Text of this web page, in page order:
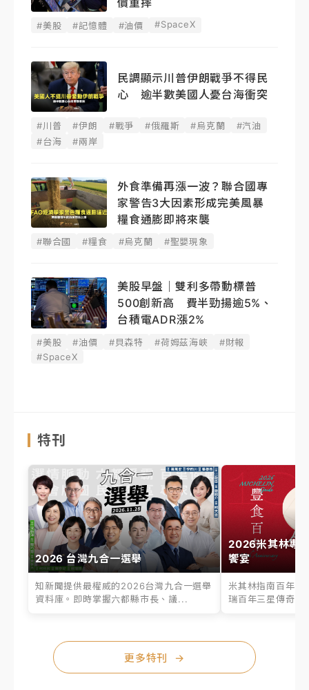
價重摔
#美股 #記憶體 #油價 #SpaceX
民調顯示川普伊朗戰爭不得民
心 逾半數美國人憂台海衝突
#川普 #伊朗 #戰爭 #俄羅斯 #烏克蘭
#汽油
#台海
#兩岸
外食準備再漲一波？聯合國專
家警告3大因素形成完美風暴
糧食通膨即將來襲
#聯合國 #糧食 #烏克蘭 #聖嬰現象
美股早盤｜雙利多帶動標普
500創新高 費半勁揚逾5%、
台積電ADR漲2%
#美股 #油價 #貝森特 #荷姆茲海峽
#財報
#SpaceX
特刊
2026 台灣九合一選舉
知新聞提供最權威的2026台灣九合一選舉
資料庫。即時掌握六都縣市長、議...
2026米其林專
饗宴
米其林指南百年之
瑞百年三星傳奇、
更多特刊 →